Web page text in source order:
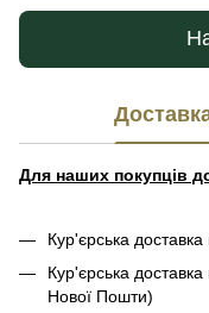
Для наших покупців
Кур'єрська
Кур'єрська доставка
Нової Пошти)